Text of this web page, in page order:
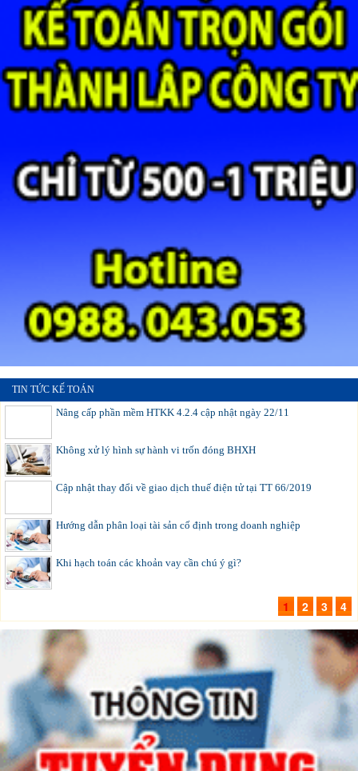
TIN TỨC KẾ TOÁN
Nâng cấp phần mềm HTKK 4.2.4 cập nhật ngày 22/11
Không xử lý hình sự hành vi trốn đóng BHXH
Cập nhật thay đổi về giao dịch thuế điện tử tại TT 66/2019
Hướng dẫn phân loại tài sản cố định trong doanh nghiệp
Khi hạch toán các khoản vay cần chú ý gì?
1 2 3 4